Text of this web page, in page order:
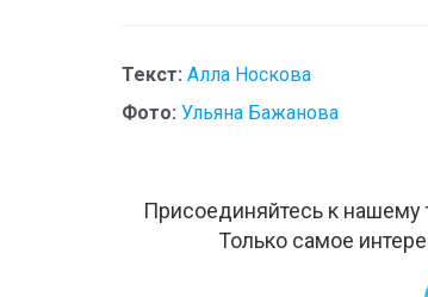
Текст: Алла Носкова
Фото: Ульяна Бажанова
Присоединяйтесь к нашему
Только самое